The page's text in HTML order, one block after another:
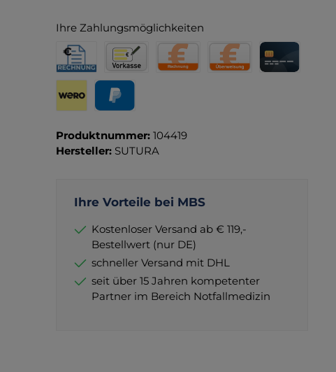
Ihre Zahlungsmöglichkeiten
Rechnung für Behörden
Vorkasse
Produktnummer: 104419
Hersteller: SUTURA
Ihre Vorteile bei MBS
Kostenloser Versand ab € 119,-
Bestellwert (nur DE)
schneller Versand mit DHL
seit über 15 Jahren kompetenter
Partner im Bereich Notfallmedizin